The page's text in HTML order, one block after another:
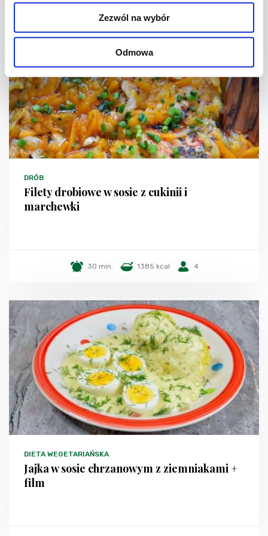
Zezwól na wybór
Odmowa
DRÓB
Filety drobiowe w sosie z cukinii i
marchewki
30 min. 1385 kcal 4
DIETA WEGETARIAŃSKA
Jajka w sosie chrzanowym z ziemniakami +
film